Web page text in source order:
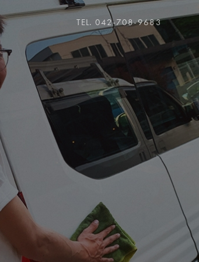
TEL. 042-708-9683